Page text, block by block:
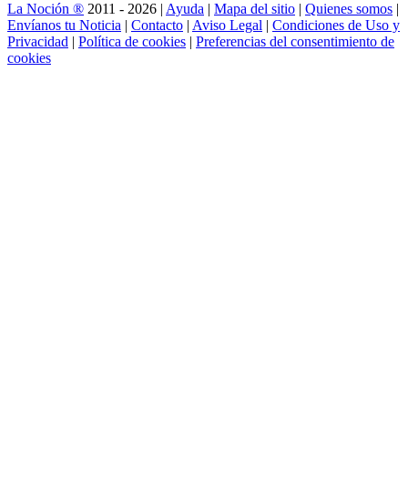
La Noción ® 2011 - 2026 | Ayuda | Mapa del sitio | Quienes somos |
Envíanos tu Noticia | Contacto | Aviso Legal | Condiciones de Uso y
Privacidad | Política de cookies | Preferencias del consentimiento de
cookies